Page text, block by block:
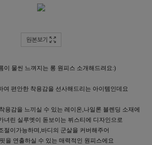
원본보기
이 물씬 느껴지는 롱 원피스 소개해드려요:)
여 편안한 착용감을 선사해드리는 아이템인데요
용감을 느끼실 수 있는 레이온,나일론 블렌딩 소재에
녀린 실루엣이 돋보이는 뷔스티에 디자인으로
절이가능하며,바디의 군살을 커버해주어
을 연출하실 수 있는 매력적인 원피스에요